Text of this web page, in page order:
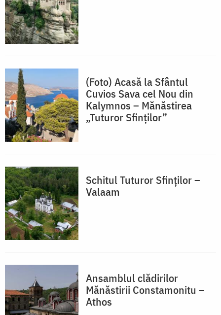
(Foto) Acasă la Sfântul
Cuvios Sava cel Nou din
Kalymnos – Mănăstirea
„Tuturor Sfinților”
Schitul Tuturor Sfinților –
Valaam
Ansamblul clădirilor
Mănăstirii Constamonitu –
Athos